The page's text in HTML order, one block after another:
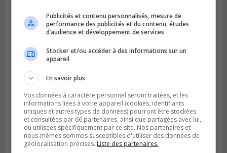
Publié le 6 juillet 2026 à 09h33
Longueuil conclue un contrat pour
valoriser des cendres d’incinération
Publicités et contenu personnalisés, mesure de
performance des publicités et du contenu, études
d’audience et développement de services
Stocker et/ou accéder à des informations sur un
appareil
En savoir plus
Vos données à caractère personnel seront traitées, et les
informations liées à votre appareil (cookies, identifiants
uniques et autres types de données) pourront être stockées
et consultées par 66 partenaires, ainsi que partagées avec lui,
ou utilisées spécifiquement par ce site. Nos partenaires et
nous-mêmes sommes susceptibles d'utiliser des données de
géolocalisation précises. Liste des partenaires.